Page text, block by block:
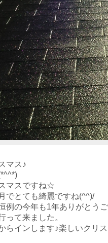
マス♪
マスですね☆
でとても綺麗ですね(^^)/
例の今年も1年ありがとう
って来ました。
らインします♪楽しいクリ